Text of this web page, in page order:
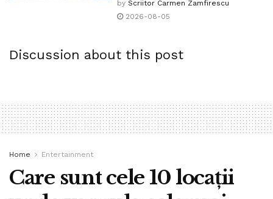
by Scriitor Carmen Zamfirescu
2026-08-05
Discussion about this post
Home Entertainment
Care sunt cele 10 locații